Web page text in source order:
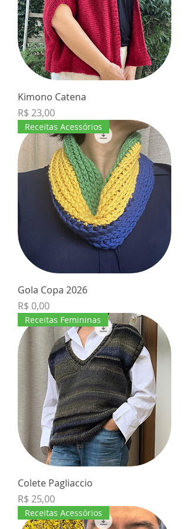
Kimono Catena
Preço
R$ 23,00
Receitas Acessórios
Gola Copa 2026
Preço
R$ 0,00
Receitas Femininas
Colete Pagliaccio
Preço
R$ 25,00
Receitas Acessórios